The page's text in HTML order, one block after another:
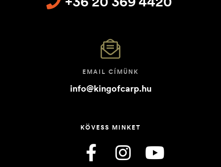
EMAIL CÍMÜNK
info@kingofcarp.hu
KÖVESS MINKET